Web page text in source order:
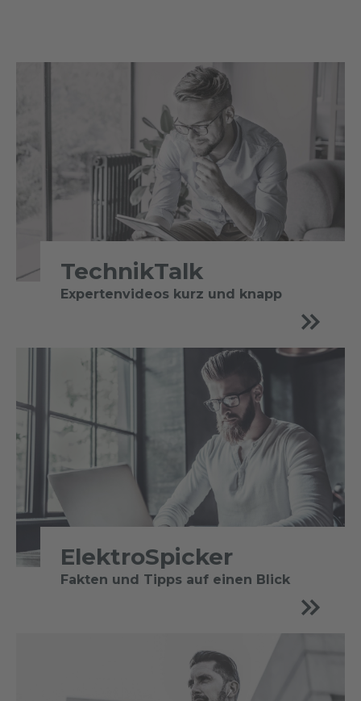
TechnikTalk
Expertenvideos kurz und knapp
ElektroSpicker
Fakten und Tipps auf einen Blick